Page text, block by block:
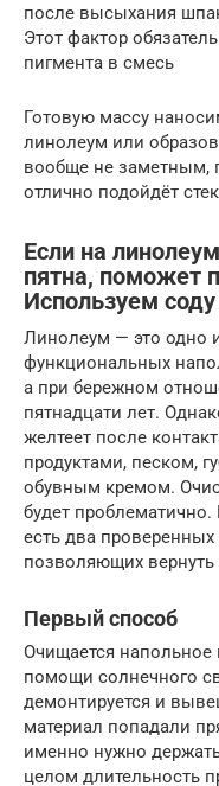
после высыхания
Этот фактор
пигмента в смесь
Готовую массу
линолеум или
вообще не заметным,
отлично подойдёт
Если на
пятна, поможет
Используем
Линолеум — это одно
функциональных
а при бережном
пятнадцати лет.
желтеет после
продуктами, песком,
обувным кремом.
будет проблематично.
есть два
позволяющих
Первый способ
Очищается
помощи солнечного
демонтируется и
материал попадали
именно нужно
целом длительность